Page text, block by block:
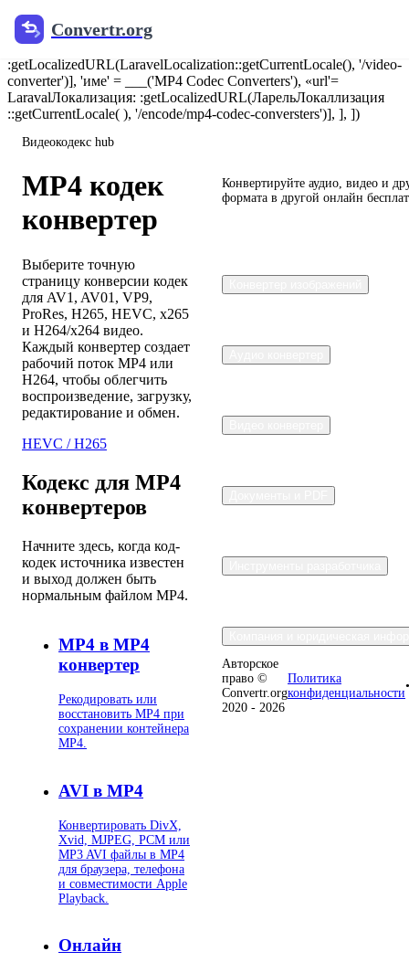
@include('components.jsonld.breadcrumb', [ 'breadcrumbs' => [ [
'имя' => __('Home'), 'url' => канонический_url('/')], [ 'Имя' =
__('Видеоконвертер'), "url' = LaravelЛокализация:
:getLocalizedURL(LaravelLocalization::getCurrentLocale(), '/video-
converter')], 'име' = ___('MP4 Codec Converters'), «url'=
LaravalЛокализация: :getLocalizedURL(ЛарельЛокаллизация
::getCurrentLocale( ), '/encode/mp4-codec-conversters')], ], ])
Convertr.org
Видеокодекс hub
MP4 кодек
конвертер
Выберите точную
страницу конверсии кодек
для AV1, AV01, VP9,
ProRes, H265, HEVC, x265
и H264/x264 видео.
Каждый конвертер создает
рабочий поток MP4 или
H264, чтобы облегчить
воспроизведение, загрузку,
редактирование и обмен.
HEVC / H265
Кодекс для MP4
конвертеров
Начните здесь, когда код-
кодек источника известен
и выход должен быть
нормальным файлом MP4.
MP4 в MP4
конвертер
Рекодировать или
восстановить MP4 при
сохранении контейнера
MP4.
AVI в MP4
Конвертировать DivX,
Xvid, MJPEG, PCM или
MP3 AVI файлы в MP4
для браузера, телефона
и совместимости Apple
Playback.
Онлайн
Конвертируйте аудио, видео и
формата в другой онлайн
Авторское
право ©
Convertr.org
2020 - 2026
Политика
конфиденциальности
•